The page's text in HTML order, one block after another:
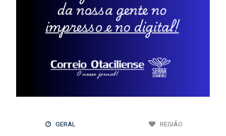
GERAL REGIÃO